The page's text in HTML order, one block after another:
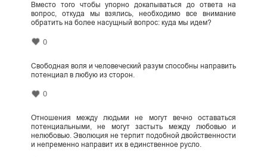
Вместо того чтобы упорно докапываться до ответа на
вопрос, откуда мы взялись, необходимо все внимание
обратить на более насущный вопрос: куда мы идем?
0
Свободная воля и человеческий разум способны направить
потенциал в любую из сторон.
0
Отношения между людьми не могут вечно оставаться
потенциальными, не могут застыть между любовью и
нелюбовью. Эволюция не терпит подобной двойственности
и непременно направит их в единственное русло.